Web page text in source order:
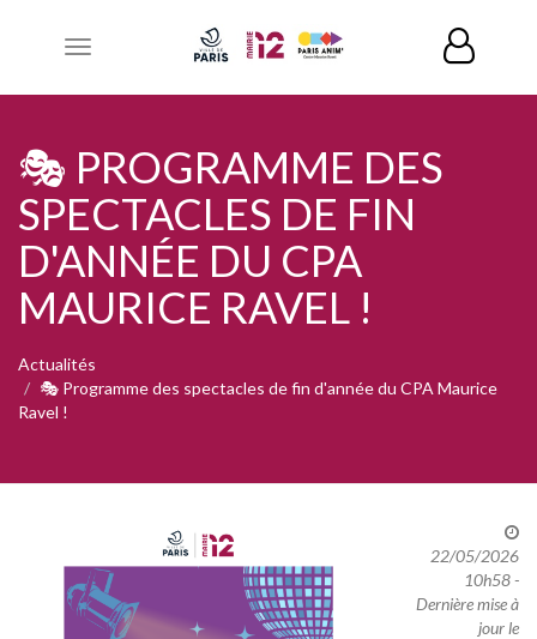
Toggle
🎭 PROGRAMME DES
SPECTACLES DE FIN
D'ANNÉE DU CPA
MAURICE RAVEL !
Actualités
🎭 Programme des spectacles de fin d'année du CPA Maurice
Ravel !
22/05/2026
10h58 -
Dernière mise à
jour le